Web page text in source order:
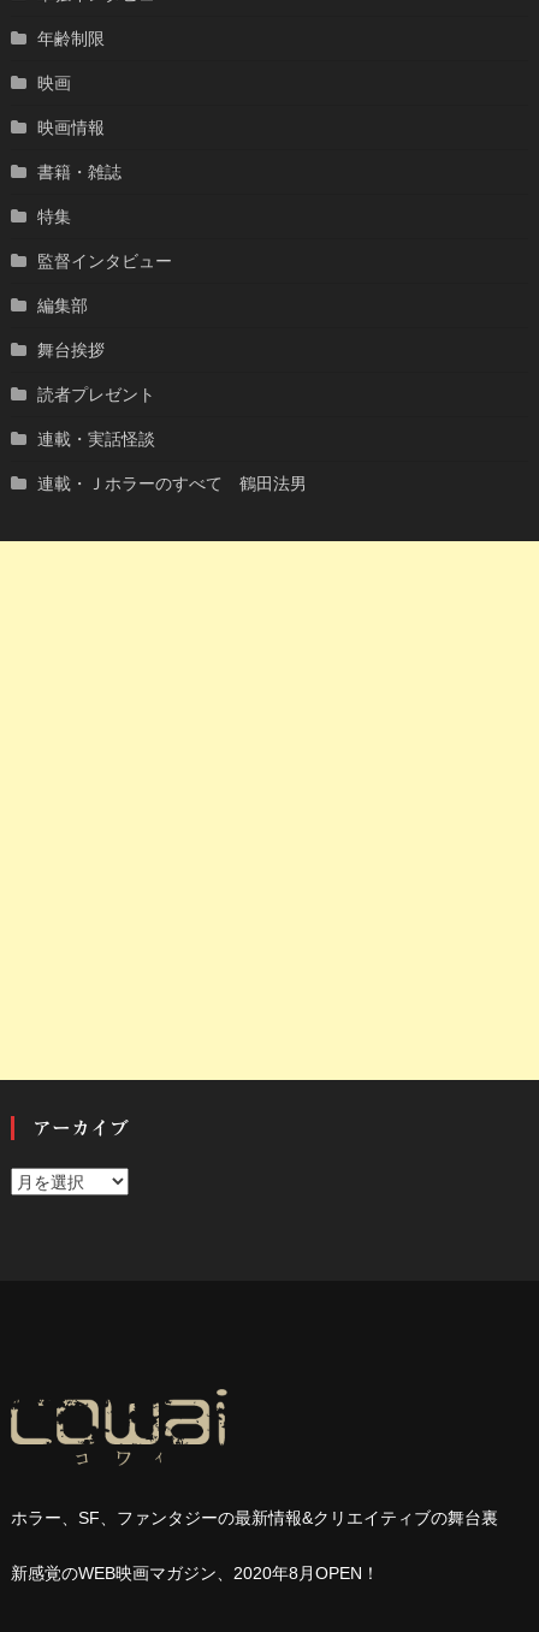
年齢制限
映画
映画情報
書籍・雑誌
特集
監督インタビュー
編集部
舞台挨拶
読者プレゼント
連載・実話怪談
連載・Ｊホラーのすべて 鶴田法男
アーカイブ
ア
ホラー、SF、ファンタジーの最新情報&クリエイティブの舞台裏
新感覚のWEB映画マガジン、2020年8月OPEN ！